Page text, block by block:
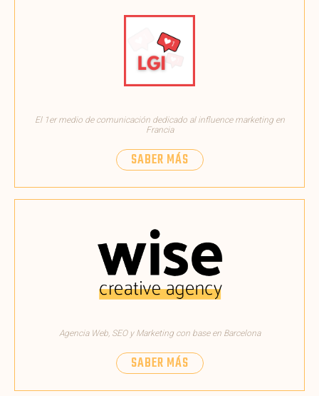
El 1er medio de comunicación dedicado al influence marketing en
Francia
SABER MÁS
Agencia Web, SEO y Marketing con base en Barcelona
SABER MÁS